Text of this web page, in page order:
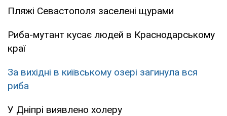
Пляжі Севастополя заселені щурами
Риба-мутант кусає людей в Краснодарському
краї
За вихідні в київському озері загинула вся
риба
У Дніпрі виявлено холеру